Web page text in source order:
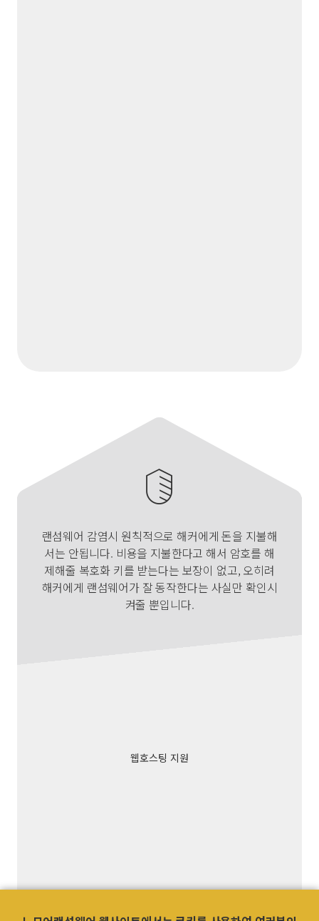
랜섬웨어 감염시 원칙적으로 해커에게 돈을 지불해
서는 안됩니다. 비용을 지불한다고 해서 암호를 해
제해줄 복호화 키를 받는다는 보장이 없고, 오히려
해커에게 랜섬웨어가 잘 동작한다는 사실만 확인시
켜줄 뿐입니다.
웹호스팅 지원